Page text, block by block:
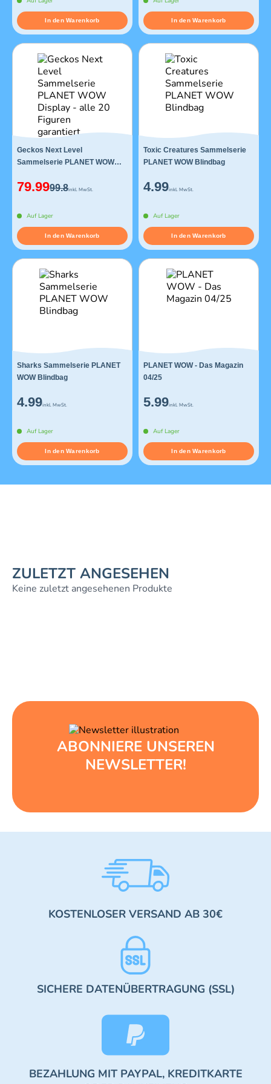
In den Warenkorb In den Warenkorb
Geckos Next Level
Sammelserie PLANET WOW
garantiert
79.9999.8inkl. MwSt.
Auf Lager
In den Warenkorb
Toxic Creatures Sammelserie
PLANET WOW Blindbag
4.99inkl. MwSt.
Auf Lager
In den Warenkorb
Sharks Sammelserie PLANET
WOW Blindbag
4.99inkl. MwSt.
Auf Lager
In den Warenkorb
PLANET WOW - Das Magazin
04/25
5.99inkl. MwSt.
Auf Lager
In den Warenkorb
ZULETZT ANGESEHEN
Keine zuletzt angesehenen Produkte
ABONNIERE UNSEREN
NEWSLETTER!
KOSTENLOSER VERSAND AB 30€
SICHERE DATENÜBERTRAGUNG (SSL)
BEZAHLUNG MIT PAYPAL, KREDITKARTE